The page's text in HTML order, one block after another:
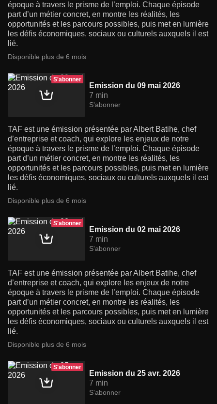
époque à travers le prisme de l’emploi. Chaque épisode
part d’un métier concret, en montre les réalités, les
opportunités et les parcours possibles, puis met en lumière
les défis économiques, sociaux ou culturels auxquels il est
lié.
Disponible plus de 6 mois
S'abonner
Emission du 09 mai 2026
7 min
S'abonner
TAF est une émission présentée par Albert Batihe, chef
d’entreprise et coach, qui explore les enjeux de notre
époque à travers le prisme de l’emploi. Chaque épisode
part d’un métier concret, en montre les réalités, les
opportunités et les parcours possibles, puis met en lumière
les défis économiques, sociaux ou culturels auxquels il est
lié.
Disponible plus de 6 mois
S'abonner
Emission du 02 mai 2026
7 min
S'abonner
TAF est une émission présentée par Albert Batihe, chef
d’entreprise et coach, qui explore les enjeux de notre
époque à travers le prisme de l’emploi. Chaque épisode
part d’un métier concret, en montre les réalités, les
opportunités et les parcours possibles, puis met en lumière
les défis économiques, sociaux ou culturels auxquels il est
lié.
Disponible plus de 6 mois
S'abonner
Emission du 25 avr. 2026
7 min
S'abonner